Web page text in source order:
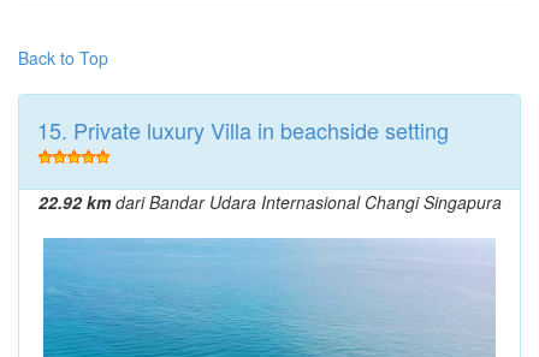
Back to Top
15. Private luxury Villa in beachside setting
22.92 kmdari Bandar Udara Internasional Changi Singapura